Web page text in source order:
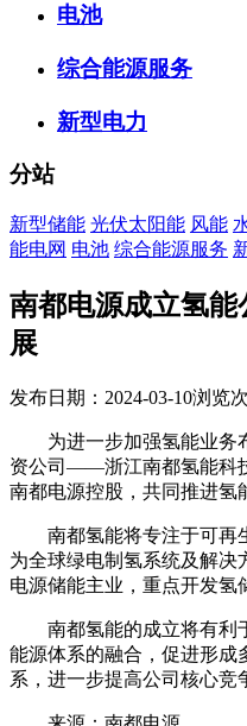
电池
综合能源服务
新型电力
分站
新型储能 光伏太阳能 风能
能电网 电池 综合能源服务
南都电源成立氢
展
发布日期：2024-03-10浏览
为进一步加强氢能业务
资公司——浙江南都氢能科
南都电源控股，共同推进氢
南都氢能将专注于可再
为全球绿电制氢系统及解决
电源储能主业，重点开发氢
南都氢能的成立将有利
能源体系的融合，促进形成
系，进一步提高公司核心竞